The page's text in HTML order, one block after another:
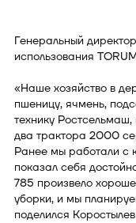
Генеральный
использования
«Наше хозяйство в
пшеницу, ячмень,
технику
два трактора 2000
Ранее мы работали с
показал себя
785 произвело
уборки, и мы
поделился